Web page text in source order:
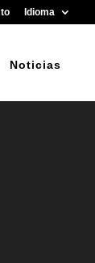
Idioma
Noticias